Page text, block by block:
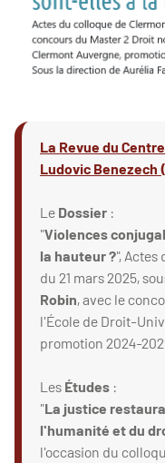
La Revue du
Ludovic Benezech
Le Dossier :
"Violences
la hauteur ?",
du 21 mars 2025,
Robin, avec le
l'École de Droit-
promotion 2024-
Les Études :
"La justice
l'humanité et du
l'occasion du